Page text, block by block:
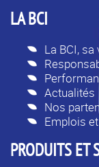
LA BCI
La BCI,
Actualités
Nos
Emplois
PRODUITS ET